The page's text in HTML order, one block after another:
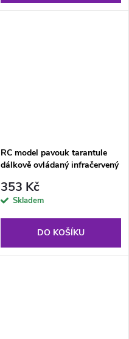
RC model pavouk tarantule
dálkově ovládaný infračervený
353 Kč
Skladem
DO KOŠÍKU